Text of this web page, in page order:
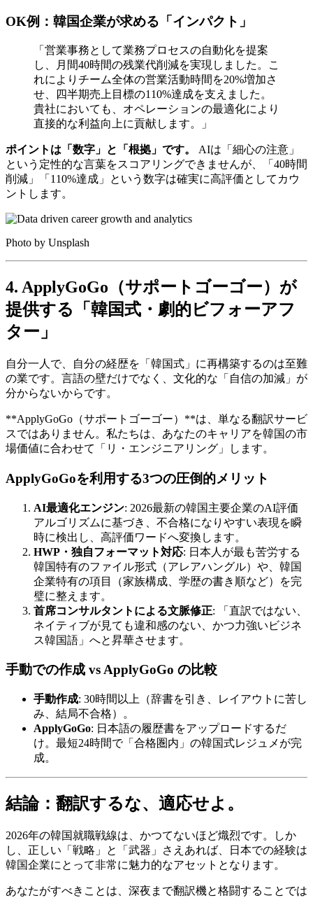
OK例：韓国企業が求める「インパクト」
「営業事務として業務プロセスの自動化を提案
し、月間40時間の残業代削減を実現しました。こ
れによりチーム全体の営業活動時間を20%増加さ
せ、四半期売上目標の110%達成を支えました。
貴社においても、オペレーションの最適化により
直接的な利益向上に貢献します。」
ポイントは「数字」と「根拠」です。
AIは「細心の注意」
という定性的な言葉をスコアリングできませんが、「40時間
削減」「110%達成」という数字は確実に高評価としてカウ
ントします。
Photo by Unsplash
4. ApplyGoGo（サポートゴーゴー）が
提供する「韓国式・劇的ビフォーアフ
ター」
自分一人で、自分の経歴を「韓国式」に再構築するのは至難
の業です。言語の壁だけでなく、文化的な「自信の加減」が
分からないからです。
​**ApplyGoGo（サポートゴーゴー）**は、単なる翻訳サービ
スではありません。私たちは、あなたのキャリアを韓国の市
場価値に合わせて「リ・エンジニアリング」します。
ApplyGoGoを利用する3つの圧倒的メリット
AI最適化エンジン: 2026最新の韓国主要企業のAI評価
アルゴリズムに基づき、不合格になりやすい表現を瞬
時に検出し、高評価ワードへ変換します。
HWP・独自フォーマット対応: 日本人が最も苦労する
韓国特有のファイル形式（アレアハングル）や、韓国
企業特有の項目（家族構成、学歴の書き順など）を完
璧に整えます。
首席コンサルタントによる文脈修正: 「直訳ではない、
ネイティブが見ても違和感のない、かつ力強いビジネ
ス韓国語」へと昇華させます。
手動での作成 vs ApplyGoGo の比較
手動作成: 30時間以上（辞書を引き、レイアウトに苦し
み、結局不合格）。
ApplyGoGo: 日本語の履歴書をアップロードするだ
け。最短24時間で「合格圏内」の韓国式レジュメが完
成。
結論：翻訳するな、適応せよ。
2026年の韓国就職戦線は、かつてないほど熾烈です。しか
し、正しい「戦略」と「武器」さえあれば、日本での経験は
韓国企業にとって非常に魅力的なアセットとなります。
あなたがすべきことは、深夜まで翻訳機と格闘することでは